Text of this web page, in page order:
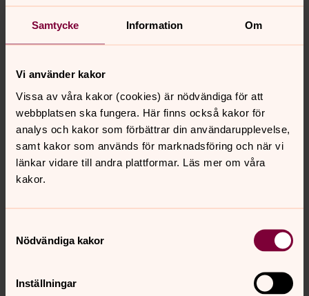
Samtycke Information Om
Vi använder kakor
Vissa av våra kakor (cookies) är nödvändiga för att
webbplatsen ska fungera. Här finns också kakor för
analys och kakor som förbättrar din användarupplevelse,
samt kakor som används för marknadsföring och när vi
länkar vidare till andra plattformar. Läs mer om våra
kakor.
Nödvändiga kakor
Inställningar
1880 Sångsalen i Akademiska Föreningen, Lund
1881 Varmbadhuset, Lund